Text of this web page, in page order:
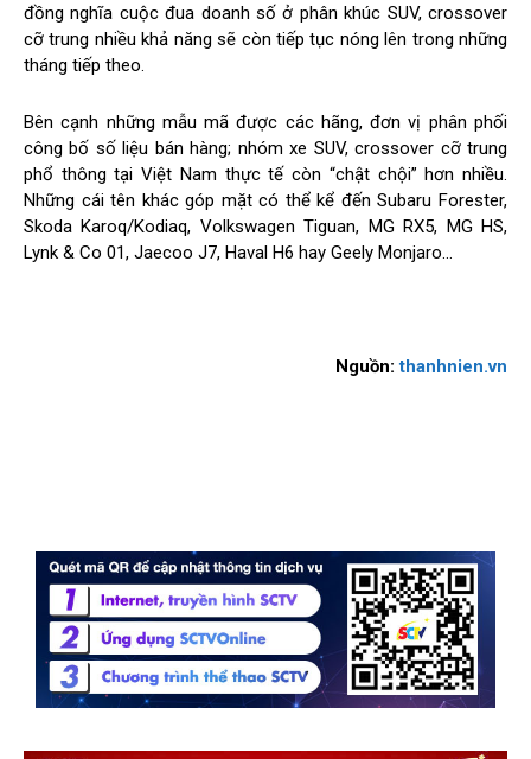
đồng nghĩa cuộc đua doanh số ở phân khúc SUV, crossover
cỡ trung nhiều khả năng sẽ còn tiếp tục nóng lên trong những
tháng tiếp theo.
Bên cạnh những mẫu mã được các hãng, đơn vị phân phối
công bố số liệu bán hàng; nhóm xe SUV, crossover cỡ trung
phổ thông tại Việt Nam thực tế còn “chật chội” hơn nhiều.
Những cái tên khác góp mặt có thể kể đến Subaru Forester,
Skoda Karoq/Kodiaq, Volkswagen Tiguan, MG RX5, MG HS,
Lynk & Co 01, Jaecoo J7, Haval H6 hay Geely Monjaro…
Nguồn:thanhnien.vn